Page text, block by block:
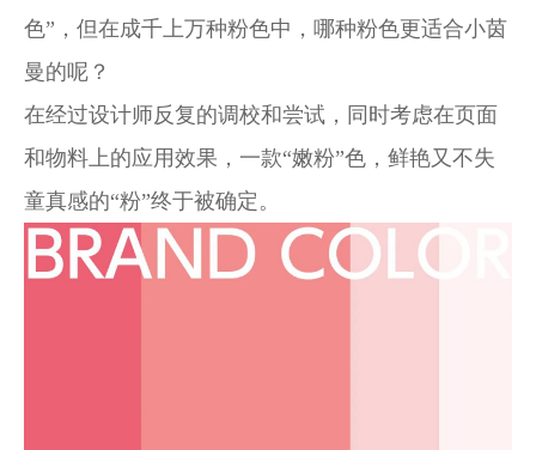
色”，但在成千上万种粉色中，哪种粉色更适合小茵
曼的呢？
在经过设计师反复的调校和尝试，同时考虑在页面
和物料上的应用效果，一款“嫩粉”色，鲜艳又不失
童真感的“粉”终于被确定。